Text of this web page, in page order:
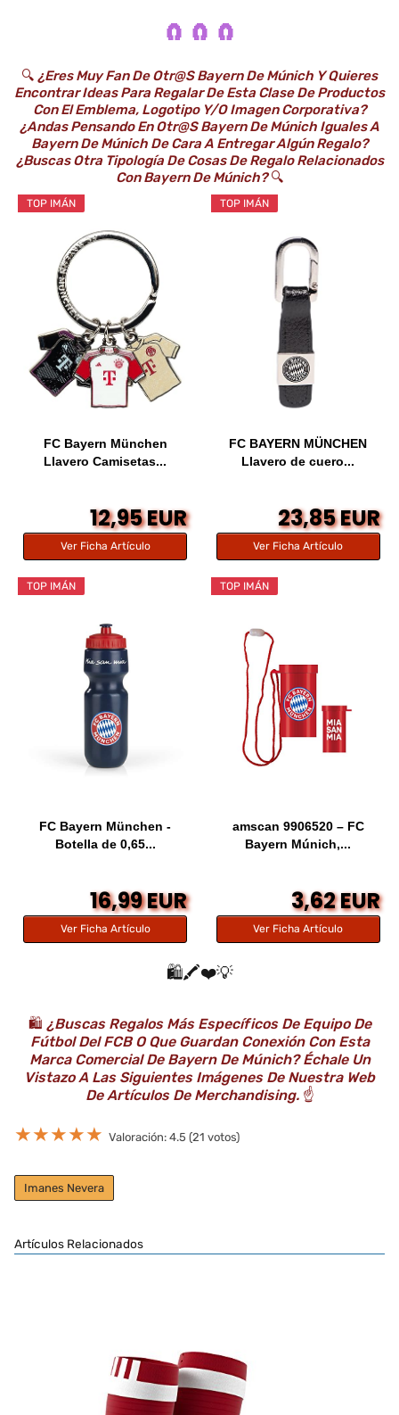
🧲 🧲 🧲
🔍 ¿Eres Muy Fan De Otr@s Bayern De Múnich Y Quieres
Encontrar Ideas Para Regalar De Esta Clase De Productos
Con El Emblema, Logotipo Y/o Imagen Corporativa?
¿Andas Pensando En Otr@s Bayern De Múnich Iguales A
Bayern De Múnich De Cara A Entregar Algún Regalo?
¿Buscas Otra Tipología De Cosas De Regalo Relacionados
Con Bayern De Múnich?🔍
TOP IMÁN
FC Bayern München
Llavero Camisetas...
12,95 EUR
Ver Ficha Artículo
TOP IMÁN
FC BAYERN MÜNCHEN
Llavero de cuero...
23,85 EUR
Ver Ficha Artículo
TOP IMÁN
FC Bayern München -
Botella de 0,65...
16,99 EUR
Ver Ficha Artículo
TOP IMÁN
amscan 9906520 – FC
Bayern Múnich,...
3,62 EUR
Ver Ficha Artículo
🛍️🖍️❤️💡
🛍️ ¿Buscas Regalos Más Específicos De Equipo De
Fútbol Del FCB O Que Guardan Conexión Con Esta
Marca Comercial De Bayern De Múnich? Échale Un
Vistazo A Las Siguientes Imágenes De Nuestra Web
De Artículos De Merchandising.☝️
★★★★★ Valoración: 4.5 (21 votos)
Imanes Nevera
Artículos Relacionados